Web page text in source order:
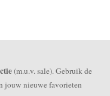
(m.u.v. sale). Gebruik de
jouw nieuwe favorieten